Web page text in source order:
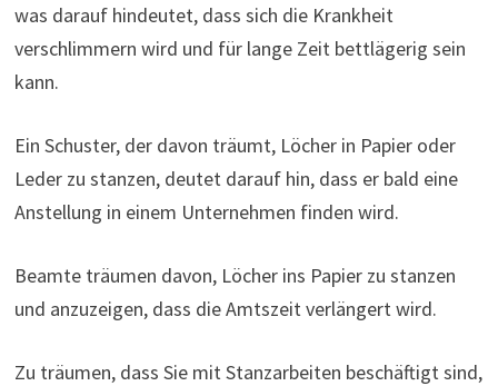
was darauf hindeutet, dass sich die Krankheit
verschlimmern wird und für lange Zeit bettlägerig sein
kann.
Ein Schuster, der davon träumt, Löcher in Papier oder
Leder zu stanzen, deutet darauf hin, dass er bald eine
Anstellung in einem Unternehmen finden wird.
Beamte träumen davon, Löcher ins Papier zu stanzen
und anzuzeigen, dass die Amtszeit verlängert wird.
Zu träumen, dass Sie mit Stanzarbeiten beschäftigt sind,